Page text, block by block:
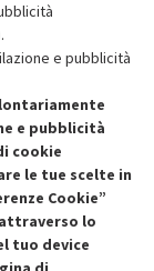
e pubblicità
e pubblicità
cookie
le tue scelte in
Cookie”
lo
tuo device